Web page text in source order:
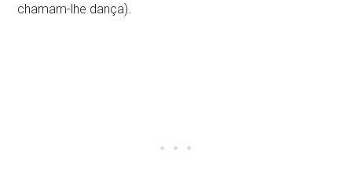
chamam-lhe dança).